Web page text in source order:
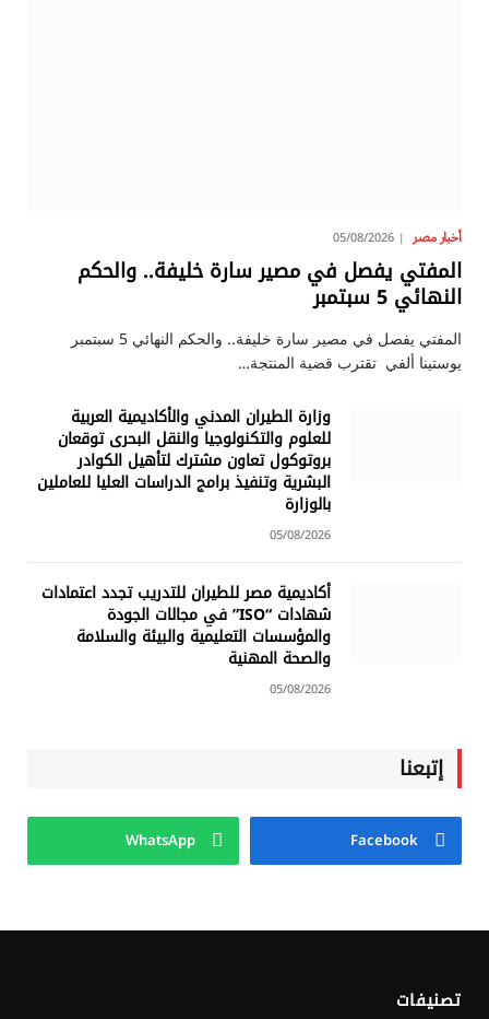
أخبار مصر 05/08/2026
المفتي يفصل في مصير سارة خليفة.. والحكم
النهائي 5 سبتمبر
المفتي يفصل في مصير سارة خليفة.. والحكم النهائي 5 سبتمبر
يوستينا ألفي تقترب قضية المنتجة…
وزارة الطيران المدني والأكاديمية العربية
للعلوم والتكنولوجيا والنقل البحرى توقعان
بروتوكول تعاون مشترك لتأهيل الكوادر
البشرية وتنفيذ برامج الدراسات العليا للعاملين
بالوزارة
05/08/2026
أكاديمية مصر للطيران للتدريب تجدد اعتمادات
شهادات “ISO” في مجالات الجودة
والمؤسسات التعليمية والبيئة والسلامة
والصحة المهنية
05/08/2026
إتبعنا
Facebook
WhatsApp
تصنيفات